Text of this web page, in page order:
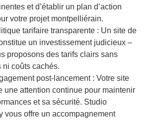
et d’établir un plan d’action
votre projet montpelliérain.
tarifaire transparente : Un site de
un investissement judicieux –
proposons des tarifs clairs sans
ni coûts cachés.
post-lancement : Votre site
une attention continue pour maintenir
et sa sécurité. Studio
vous offre un accompagnement